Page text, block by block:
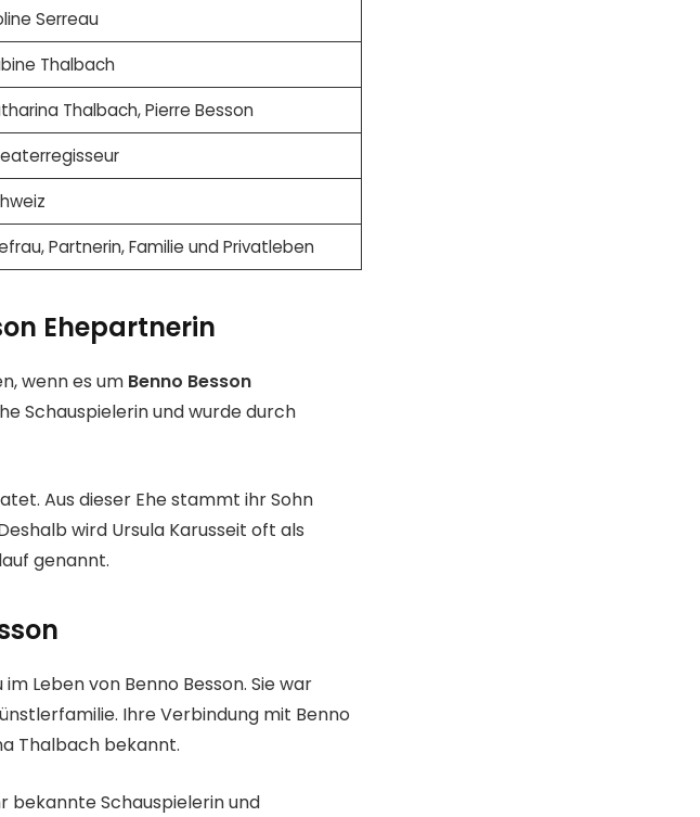
Serreau
Thalbach
Thalbach, Pierre Besson
Partnerin, Familie und Privatleben
Ehepartnerin
wenn es um Benno Besson
Schauspielerin und wurde durch
Aus dieser Ehe stammt ihr Sohn
wird Ursula Karusseit oft als
genannt.
Leben von Benno Besson. Sie war
Ihre Verbindung mit Benno
Thalbach bekannt.
bekannte Schauspielerin und